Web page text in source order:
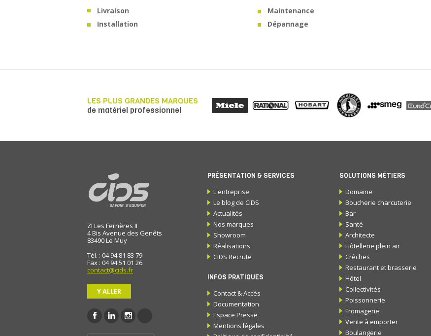
Livraison
Installation
Maintenance
Dépannage
LES PLUS GRANDES MARQUES
de matériel professionnel
ZI Les Ferrières II
4 Bis Avenue des Genêts
83490Le Muy
Tél. : 04 94 81 83 79
Fax : 04 94 51 01 26
contact@cids.fr
Y ALLER
PRÉSENTATION & SERVICES
L'entreprise
Le blog de CIDS
Actualités
Nos marques
Showroom
Réalisations
CIDS Recrute
INFOS PRATIQUES
Contact & Accès
Documentation
Espace Presse
Mentions légales
SOLUTIONS MÉTIERS
Domaine
Boucherie charcuterie
Bar
Santé
Architecte
Hôtellerie plein air
Crèches
Restaurant et brasserie
Hôtel
Collectivités
Poissonnerie
Fromagerie
Vente à emporter
Boulangerie